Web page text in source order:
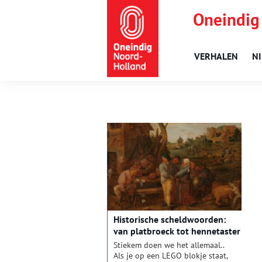
VERHALEN
Historische scheldwoorden:
van platbroeck tot hennetaster
Stiekem doen we het allemaal..
Als je op een LEGO blokje staat,